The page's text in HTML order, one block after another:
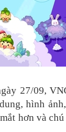
27/09,
hình
hơn và